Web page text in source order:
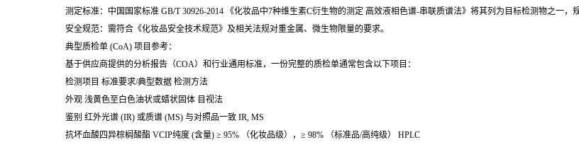
测定标准：中国国家标准 GB/T 30926-2014 《化妆品中7种维生素C衍生物的测定 高效液相色谱-串联质谱法》将其列为目标检测物之一，
安全规范：需符合《化妆品安全技术规范》及相关法规对重金属、微生物限量的要求。
典型质检单 (CoA) 项目参考：
基于供应商提供的分析报告（COA）和行业通用标准，一份完整的质检单通常包含以下项目：
检测项目 标准要求/典型数据 检测方法
外观 浅黄色至白色油状或蜡状固体 目视法
鉴别 红外光谱 (IR) 或质谱 (MS) 与对照品一致 IR, MS
抗坏血酸四异棕榈酸酯 VCIP纯度 (含量) ≥ 95% （化妆品级），≥ 98% （标准品/高纯级） HPLC